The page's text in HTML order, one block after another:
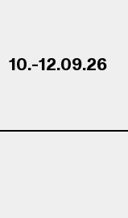
10.-12.09.26